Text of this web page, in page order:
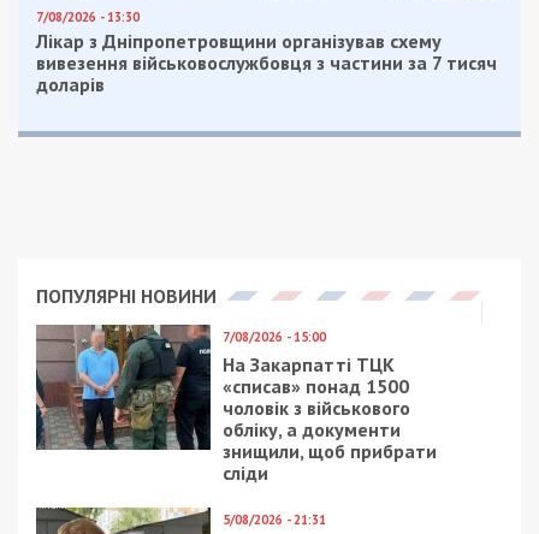
7/08/2026 - 13:30
Лікар з Дніпропетровщини організував схему
вивезення військовослужбовця з частини за 7 тисяч
доларів
ПОПУЛЯРНІ НОВИНИ
7/08/2026 - 15:00
На Закарпатті ТЦК
«списав» понад 1500
чоловік з військового
обліку, а документи
знищили, щоб прибрати
сліди
5/08/2026 - 21:31